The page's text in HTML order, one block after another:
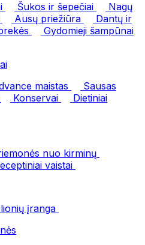
Šukos ir šepečiai
Nagų
Ausų priežiūra
Dantų ir
Gydomieji šampūnai
maistas
Sausas
Konservai
Dietiniai
nuo kirminų
vaistai
įranga